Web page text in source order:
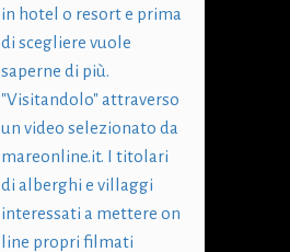
in hotel o resort e prima
di scegliere vuole
saperne di più.
"Visitandolo" attraverso
un video selezionato da
mareonline.it. I titolari
di alberghi e villaggi
interessati a mettere on
line propri filmati